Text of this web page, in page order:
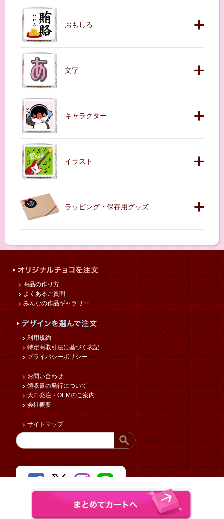
おもしろ
文字
キャラクター
イラスト
ラッピング・保存用グッズ
商品の作り方
よくあるご質問
みんなの作品ギャラリー
利用規約
特定商取引法に基づく表記
プライバシーポリシー
お問い合わせ
領収書の発行について
大口発注・OEMのご案内
会社概要
サイトマップ
Copyright © funbox Co.,Ltd. All rights reserved.